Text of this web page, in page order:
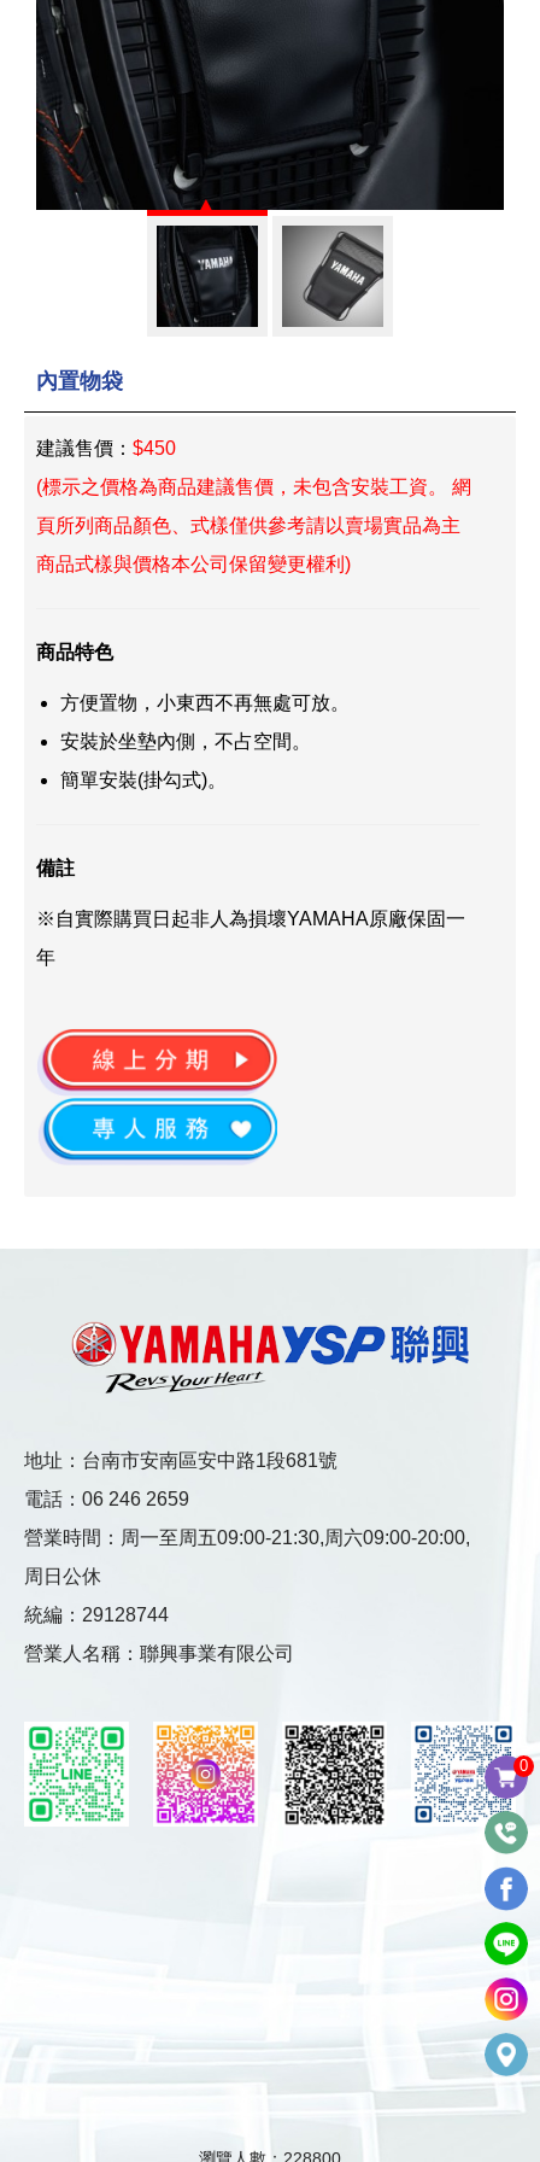
0
內置物袋
建議售價： $450
(標示之價格為商品建議售價，未包含安裝工資。 網
頁所列商品顏色、式樣僅供參考請以賣場實品為主
商品式樣與價格本公司保留變更權利)
商品特色
方便置物，小東西不再無處可放。
安裝於坐墊內側，不占空間。
簡單安裝(掛勾式)。
備註
※自實際購買日起非人為損壞YAMAHA原廠保固一
年
地址：台南市安南區安中路1段681號
電話： 06 246 2659
營業時間： 周一至周五09:00-21:30,周六09:00-20:00,
周日公休
統編：29128744
營業人名稱：聯興事業有限公司